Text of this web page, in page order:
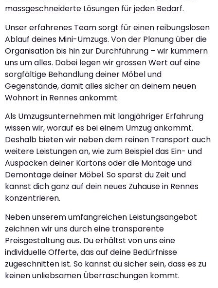
massgeschneiderte Lösungen für jeden Bedarf.
Unser erfahrenes Team sorgt für einen reibungslosen
Ablauf deines Mini-Umzugs. Von der Planung über die
Organisation bis hin zur Durchführung – wir kümmern
uns um alles. Dabei legen wir grossen Wert auf eine
sorgfältige Behandlung deiner Möbel und
Gegenstände, damit alles sicher an deinem neuen
Wohnort in Rennes ankommt.
Als Umzugsunternehmen mit langjähriger Erfahrung
wissen wir, worauf es bei einem Umzug ankommt.
Deshalb bieten wir neben dem reinen Transport auch
weitere Leistungen an, wie zum Beispiel das Ein- und
Auspacken deiner Kartons oder die Montage und
Demontage deiner Möbel. So sparst du Zeit und
kannst dich ganz auf dein neues Zuhause in Rennes
konzentrieren.
Neben unserem umfangreichen Leistungsangebot
zeichnen wir uns durch eine transparente
Preisgestaltung aus. Du erhältst von uns eine
individuelle Offerte, das auf deine Bedürfnisse
zugeschnitten ist. So kannst du sicher sein, dass es zu
keinen unliebsamen Überraschungen kommt.